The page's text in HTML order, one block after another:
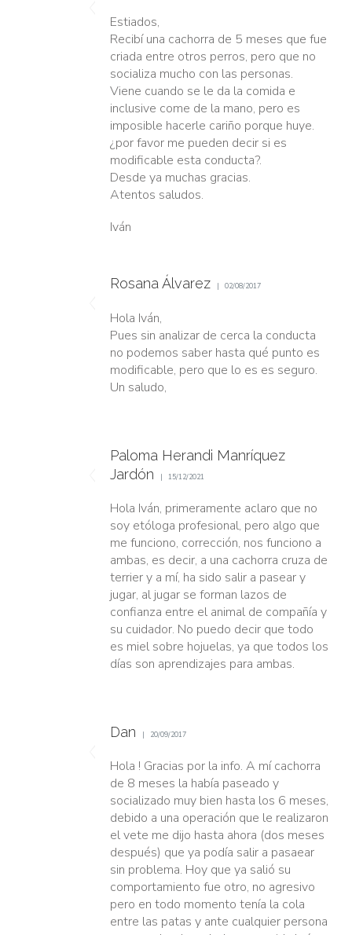
Estiados,
Recibí una cachorra de 5 meses que fue
criada entre otros perros, pero que no
socializa mucho con las personas.
Viene cuando se le da la comida e
inclusive come de la mano, pero es
imposible hacerle cariño porque huye.
¿por favor me pueden decir si es
modificable esta conducta?.
Desde ya muchas gracias.
Atentos saludos.
Iván
Rosana Álvarez 02/08/2017
Hola Iván,
Pues sin analizar de cerca la conducta
no podemos saber hasta qué punto es
modificable, pero que lo es es seguro.
Un saludo,
Paloma Herandi Manríquez
Jardón
15/12/2021
Hola Iván, primeramente aclaro que no
soy etóloga profesional, pero algo que
me funciono, corrección, nos funciono a
ambas, es decir, a una cachorra cruza de
terrier y a mí, ha sido salir a pasear y
jugar, al jugar se forman lazos de
confianza entre el animal de compañía y
su cuidador. No puedo decir que todo
es miel sobre hojuelas, ya que todos los
días son aprendizajes para ambas.
Dan 20/09/2017
Hola ! Gracias por la info. A mí cachorra
de 8 meses la había paseado y
socializado muy bien hasta los 6 meses,
debido a una operación que le realizaron
el vete me dijo hasta ahora (dos meses
después) que ya podía salir a pasaear
sin problema. Hoy que ya salió su
comportamiento fue otro, no agresivo
pero en todo momento tenía la cola
entre las patas y ante cualquier persona